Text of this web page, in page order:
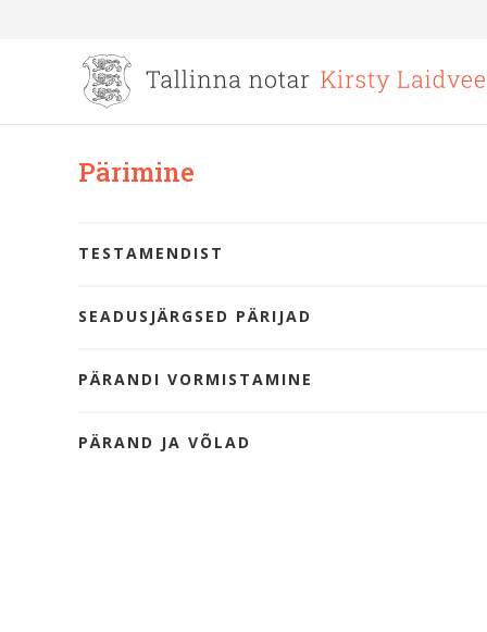
Pärimine
TESTAMENDIST
SEADUSJÄRGSED PÄRIJAD
PÄRANDI VORMISTAMINE
PÄRAND JA VÕLAD